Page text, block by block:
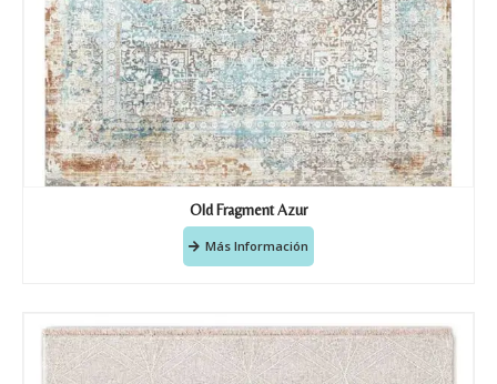
Old Fragment Azur
Más Información